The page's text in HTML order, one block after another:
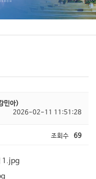
민아)
2026-02-11 11:51:28
조회수 69